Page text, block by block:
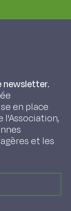
newsletter.
en place
l'Association,
et les